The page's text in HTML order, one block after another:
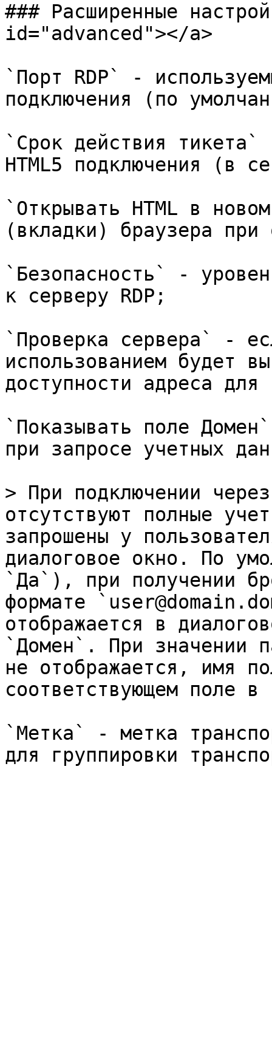
### Расширенные
id="advanced"></a>
`Порт RDP` -
подключения (по
`Срок действия
HTML5 подключения (в
`Открывать HTML в
(вкладки) браузера при
`Безопасность` -
к серверу RDP;
`Проверка сервера` -
использованием будет
доступности адреса для
`Показывать поле
при запросе учетных
> При подключении
отсутствуют полные
запрошены у
диалоговое окно. По
`Да`), при получении
формате
отображается в
`Домен`. При значении
не отображается, имя
соответствующем поле
`Метка` - метка